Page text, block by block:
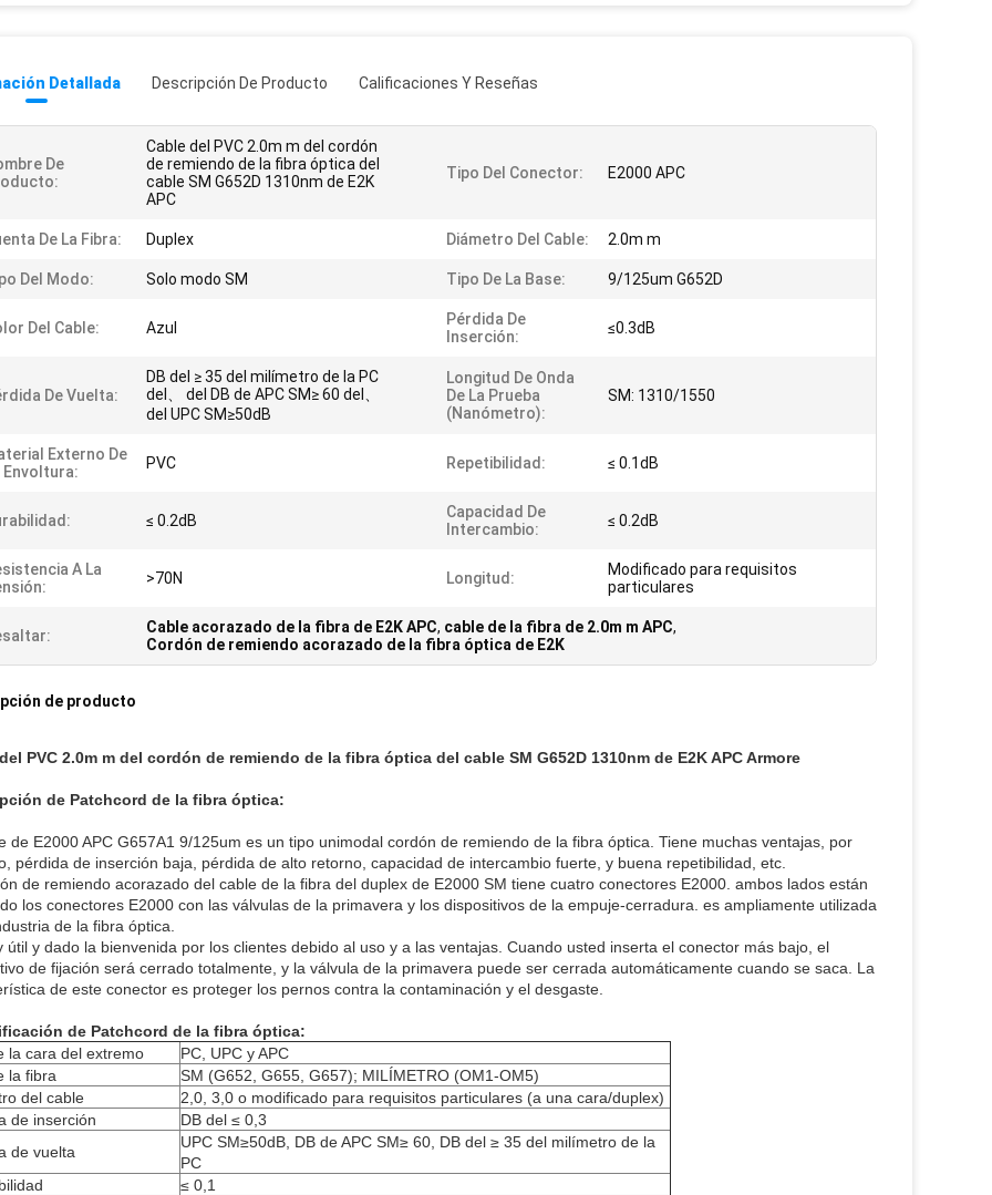
Detallada Descripción De Producto Calificaciones Y Reseñas
De
Cable del PVC 2.0m m del cordón
de remiendo de la fibra óptica del
cable SM G652D 1310nm de E2K
APC
Tipo Del Conector: E2000 APC
De La Fibra: Duplex Diámetro Del Cable: 2.0m m
Del Modo: Solo modo SM Tipo De La Base: 9/125um G652D
Del Cable: Azul
Pérdida De
Inserción:
≤0.3dB
De Vuelta:
DB del ≥ 35 del milímetro de la PC
del、 del DB de APC SM≥ 60 del、
del UPC SM≥50dB
Longitud De Onda
De La Prueba
(nanómetro):
SM: 1310/1550
Externo De
Envoltura:
PVC Repetibilidad: ≤ 0.1dB
≤ 0.2dB
Capacidad De
Intercambio:
≤ 0.2dB
A La
>70N Longitud:
Modificado para requisitos
particulares
Cable acorazado de la fibra de E2K APC, cable de la fibra de 2.0m m APC,
Cordón de remiendo acorazado de la fibra óptica de E2K
de producto
PVC 2.0m m del cordón de remiendo de la fibra óptica del cable SM G652D 1310nm de E2K APC Armore
de Patchcord de la fibra óptica:
de E2000 APC G657A1 9/125um es un tipo unimodal cordón de remiendo de la fibra óptica. Tiene muchas ventajas, por
pérdida de inserción baja, pérdida de alto retorno, capacidad de intercambio fuerte, y buena repetibilidad, etc.
de remiendo acorazado del cable de la fibra del duplex de E2000 SM tiene cuatro conectores E2000. ambos lados están
los conectores E2000 con las válvulas de la primavera y los dispositivos de la empuje-cerradura. es ampliamente utilizada
de la fibra óptica.
útil y dado la bienvenida por los clientes debido al uso y a las ventajas. Cuando usted inserta el conector más bajo, el
de fijación será cerrado totalmente, y la válvula de la primavera puede ser cerrada automáticamente cuando se saca. La
de este conector es proteger los pernos contra la contaminación y el desgaste.
de Patchcord de la fibra óptica:
la cara del extremo
PC, UPC y APC
la fibra
SM (G652, G655, G657); MILÍMETRO (OM1-OM5)
del cable
2,0, 3,0 o modificado para requisitos particulares (a una cara/duplex)
de inserción
DB del ≤ 0,3
de vuelta
UPC SM≥50dB, DB de APC SM≥ 60, DB del ≥ 35 del milímetro de la
PC
≤ 0,1